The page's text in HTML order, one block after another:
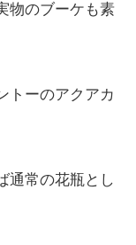
物のブーケも素
トーのアクアカ
通常の花瓶とし